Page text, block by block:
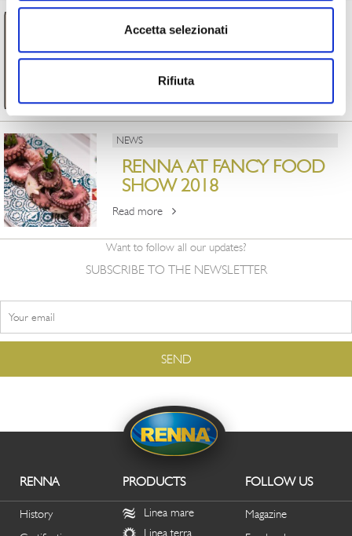
Accetta selezionati
Rifiuta
CHAMPION 2023
Read more
NEWS
RENNA AT FANCY FOOD
SHOW 2018
Read more
Want to follow all our updates?
SUBSCRIBE TO THE NEWSLETTER
RENNA
History
PRODUCTS
Linea mare
Linea terra
FOLLOW US
Magazine